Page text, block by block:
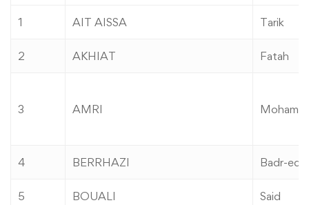
1 AIT AISSA Tarik
2 AKHIAT Fatah
3 AMRI
4 BERRHAZI Badr-
5 BOUALI Said